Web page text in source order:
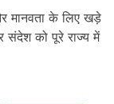
मानवता के लिए खड़े
संदेश को पूरे राज्य में